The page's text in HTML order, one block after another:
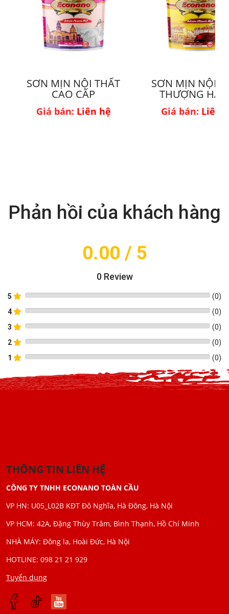
SƠN MỊN NỘI THẤT
CAO CẤP
Giá bán: Liên hệ
SƠN MỊN NỘI
THƯỢNG
Giá bán: Liên
Phản hồi của khách hàng
0.00 / 5
0Review
5 (0)
4
(0)
3
(0)
2
(0)
1
(0)
THÔNG TIN LIÊN HỆ
CÔNG TY TNHH ECONANO TOÀN CẦU
VP HN: U05_L02B KĐT Đô Nghĩa, Hà Đông, Hà Nội
VP HCM: 42A, Đặng Thùy Trâm, Bình Thạnh, Hồ Chí Minh
NHÀ MÁY: Đông la, Hoài Đức, Hà Nội
HOTLINE: 098 21 21 929
Tuyển dụng